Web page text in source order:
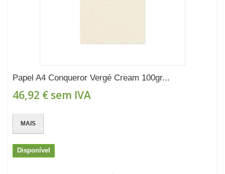
Papel A4 Conqueror Vergé Cream 100gr...
46,92 € sem IVA
MAIS
Disponível